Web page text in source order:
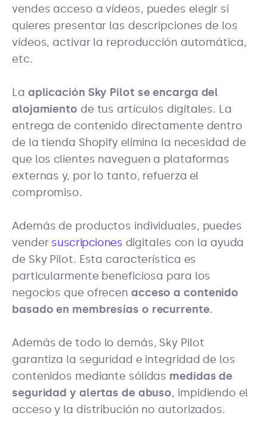
vendes acceso a vídeos, puedes elegir si
quieres presentar las descripciones de los
vídeos, activar la reproducción automática,
etc.
La aplicación Sky Pilot se encarga del
alojamiento de tus artículos digitales. La
entrega de contenido directamente dentro
de la tienda Shopify elimina la necesidad de
que los clientes naveguen a plataformas
externas y, por lo tanto, refuerza el
compromiso.
Además de productos individuales, puedes
vender suscripciones digitales con la ayuda
de Sky Pilot. Esta característica es
particularmente beneficiosa para los
negocios que ofrecen acceso a contenido
basado en membresías o recurrente.
Además de todo lo demás, Sky Pilot
garantiza la seguridad e integridad de los
contenidos mediante sólidas medidas de
seguridad y alertas de abuso, impidiendo el
acceso y la distribución no autorizados.